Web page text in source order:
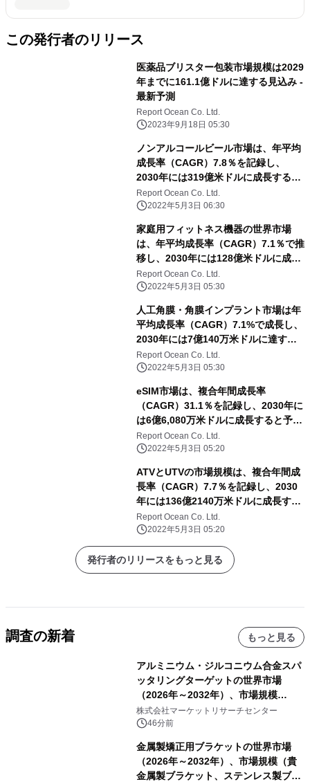
この発行者のリリース
医薬品ブリスター包装市場規模は2029
年までに161.1億ドルに達する見込み -
最新予測
Report Ocean Co. Ltd.
2023年9月18日 05:30
ノンアルコールビール市場は、年平均
成長率（CAGR）7.8％を記録し、
2030年には319億米ドルに成長すると
予測される
Report Ocean Co. Ltd.
2022年5月3日 06:30
家庭用フィットネス機器の世界市場
は、年平均成長率（CAGR）7.1％で推
移し、2030年には128億米ドルに成長
すると予測
Report Ocean Co. Ltd.
2022年5月3日 05:30
人工角膜・角膜インプラント市場は年
平均成長率（CAGR）7.1%で成長し、
2030年には7億140万米ドルに達する
と予測される
Report Ocean Co. Ltd.
2022年5月3日 05:30
eSIM市場は、複合年間成長率
（CAGR）31.1％を記録し、2030年に
は6億6,080万米ドルに成長すると予測
される
Report Ocean Co. Ltd.
2022年5月3日 05:20
ATVとUTVの市場規模は、複合年間成
長率（CAGR）7.7％を記録し、2030
年には136億2140万米ドルに成長する
と予測される
Report Ocean Co. Ltd.
2022年5月3日 05:20
発行者のリリースをもっと見る
調査の新着 もっと見る
アルミニウム・ジルコニウム合金スパ
ッタリングターゲットの世界市場
（2026年～2032年）、市場規模
（0.995、0.999、その他）・分析レポ
ートを発表
株式会社マーケットリサーチセンター
46分前
金属製矯正用ブラケットの世界市場
（2026年～2032年）、市場規模（貴
金属製ブラケット、ステンレス製ブラ